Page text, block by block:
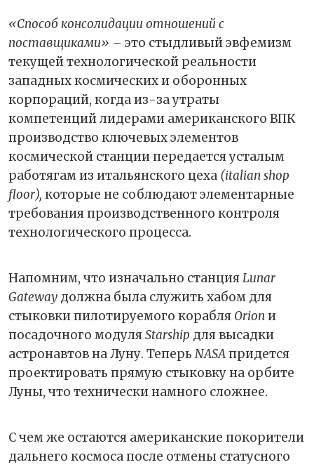
«Способ консолидации отношений с
поставщиками» – это стыдливый эвфемизм
текущей технологической реальности
западных космических и оборонных
корпораций, когда из-за утраты
компетенций лидерами американского ВПК
производство ключевых элементов
космической станции передается усталым
работягам из итальянского цеха (italian shop
floor), которые не соблюдают элементарные
требования производственного контроля
технологического процесса.
Напомним, что изначально станцияLunar
Gateway должна была служить хабом для
стыковки пилотируемого корабля Orionи
посадочного модуляStarship для высадки
астронавтов на Луну. Теперь NASAпридется
проектировать прямую стыковку на орбите
Луны, что технически намного сложнее.
С чем же остаются американские покорители
дальнего космоса после отмены статусного